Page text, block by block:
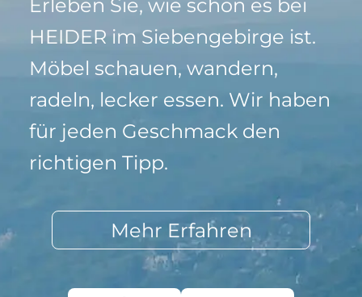
Erleben Sie, wie schön es bei
HEIDER im Siebengebirge ist.
Möbel schauen, wandern,
radeln, lecker essen. Wir haben
für jeden Geschmack den
richtigen Tipp.
Mehr Erfahren